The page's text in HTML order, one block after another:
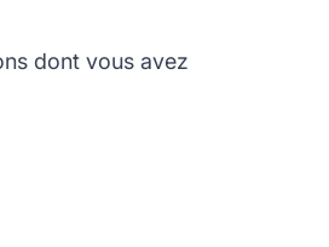
dont vous avez